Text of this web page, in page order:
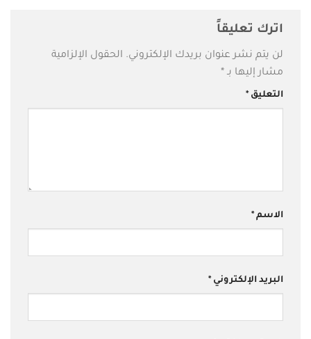
اترك تعليقاً
لن يتم نشر عنوان بريدك الإلكتروني. الحقول الإلزامية
مشار إليها بـ *
التعليق *
الاسم *
البريد الإلكتروني *